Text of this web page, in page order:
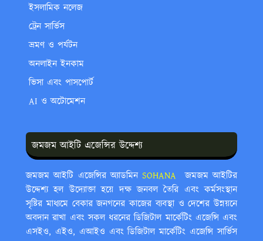
ইসলামিক নলেজ
ট্রেন সার্ভিস
ভ্রমণ ও পর্যটন
অনলাইন ইনকাম
ভিসা এবং পাসপোর্ট
AI ও অটোমেশন
জমজম আইটি এজেন্সির উদ্দেশ্য
জমজম আইটি এজেন্সির অ্যাডমিন SOHANA ‍জমজম আইটির
উদ্দেশ্য হল উদ্যোক্তা হয়ে দক্ষ জনবল তৈরি এবং কর্মসংস্থান
সৃষ্টির মাধ্যমে বেকার জনগনের কাজের ব্যবস্থা ও দেশের উন্নয়নে
অবদান রাখা এবং সকল ধরনের ডিজিটাল মার্কেটিং এজেন্সি এবং
এসইও, এইও, এআইও এবং ডিজিটাল মার্কেটিং এজেন্সি সার্ভিস